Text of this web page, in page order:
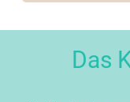
Das